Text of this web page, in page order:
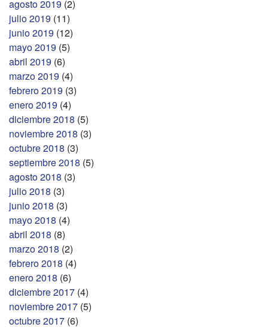
agosto 2019 (2)
julio 2019 (11)
junio 2019 (12)
mayo 2019 (5)
abril 2019 (6)
marzo 2019 (4)
febrero 2019 (3)
enero 2019 (4)
diciembre 2018 (5)
noviembre 2018 (3)
octubre 2018 (3)
septiembre 2018 (5)
agosto 2018 (3)
julio 2018 (3)
junio 2018 (3)
mayo 2018 (4)
abril 2018 (8)
marzo 2018 (2)
febrero 2018 (4)
enero 2018 (6)
diciembre 2017 (4)
noviembre 2017 (5)
octubre 2017 (6)